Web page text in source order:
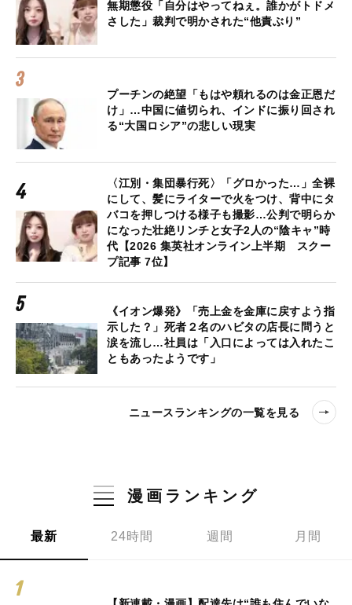
無期懲役「自分はやってねぇ。誰かがトドメ
さした」裁判で明かされた“他責ぶり”
プーチンの絶望「もはや頼れるのは金正恩だ
け」…中国に値切られ、インドに振り回され
る“大国ロシア”の悲しい現実
〈江別・集団暴行死〉「グロかった…」全裸
にして、髪にライターで火をつけ、背中にタ
バコを押しつける様子も撮影…公判で明らか
になった壮絶リンチと女子2人の“陰キャ”時
代【2026 集英社オンライン上半期 スクー
プ記事 7位】
《イオン爆発》「売上金を金庫に戻すよう指
示した？」死者２名のハビタの店長に問うと
涙を流し…社員は「入口によっては入れたこ
ともあったようです」
ニュースランキングの一覧を見る
漫画ランキング
最新 24時間 週間 月間